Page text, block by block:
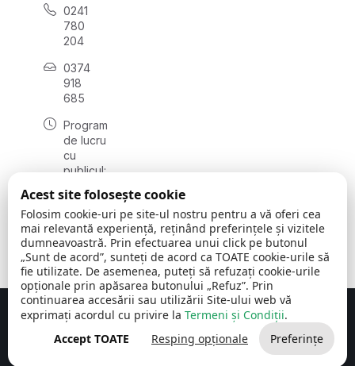
0241
780
204
0374
918
685
Program
de lucru
cu
publicul:
08:00 -
16:30
, vineri:
08:00 -
14:00
Comuna Cerchezu © 2026Toate drepturile rezervate
Concept realizat de Big Media Relații Publice SRL
Acest site folosește cookie
Folosim cookie-uri pe site-ul nostru pentru a vă oferi cea
mai relevantă experiență, reținând preferințele și vizitele
dumneavoastră. Prin efectuarea unui click pe butonul
„Sunt de acord”, sunteți de acord ca TOATE cookie-urile să
fie utilizate. De asemenea, puteți să refuzați cookie-urile
opționale prin apăsarea butonului „Refuz”. Prin
continuarea accesării sau utilizării Site-ului web vă
exprimați acordul cu privire la Termeni și Condiții.
Accept TOATE
Resping opționale Preferințe